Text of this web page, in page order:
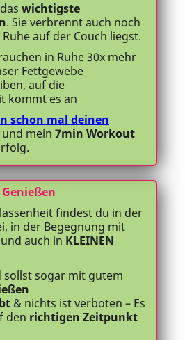
wichtigste
. Sie verbrennt auch noch
auf der Couch liegst.
in Ruhe 30x mehr
Fettgewebe
auf die
kommt es an
schon mal deinen
und mein 7min Workout
Genießen
findest du in der
in der Begegnung mit
auch in KLEINEN
sollst sogar mit gutem
& nichts ist verboten – Es
den richtigen Zeitpunkt